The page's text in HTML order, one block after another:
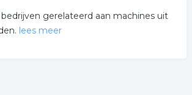
gerelateerd aan machines uit
lees meer